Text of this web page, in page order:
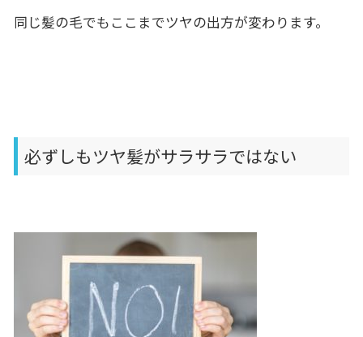
同じ髪の毛でもここまでツヤの出方が変わります。
必ずしもツヤ髪がサラサラではない